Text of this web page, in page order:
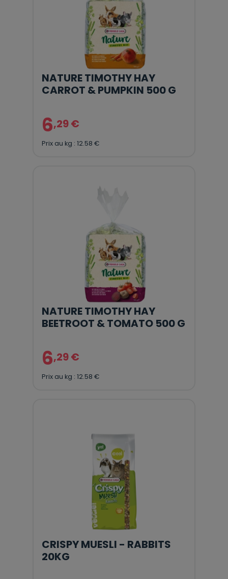
NATURE TIMOTHY HAY
CARROT & PUMPKIN 500 G
6,29 €
Prix au kg : 12.58 €
NATURE TIMOTHY HAY
BEETROOT & TOMATO 500 G
6,29 €
Prix au kg : 12.58 €
CRISPY MUESLI - RABBITS
20KG